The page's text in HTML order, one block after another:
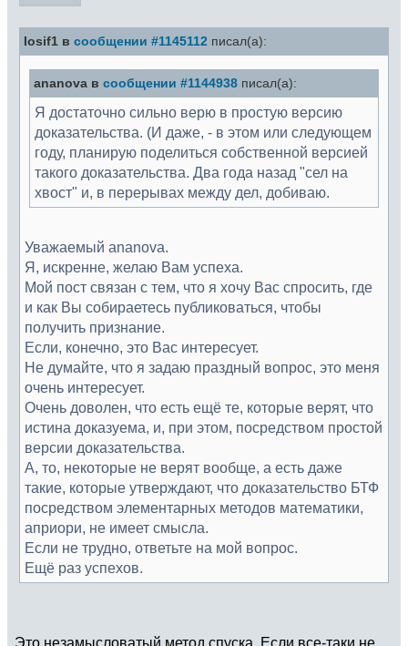
Iosif1 в сообщении #1145112 писал(а):
ananova в сообщении #1144938 писал(а):
Я достаточно сильно верю в простую версию
доказательства. (И даже, - в этом или следующем
году, планирую поделиться собственной версией
такого доказательства. Два года назад "сел на
хвост" и, в перерывах между дел, добиваю.
Уважаемый ananova.
Я, искренне, желаю Вам успеха.
Мой пост связан с тем, что я хочу Вас спросить, где
и как Вы собираетесь публиковаться, чтобы
получить признание.
Если, конечно, это Вас интересует.
Не думайте, что я задаю праздный вопрос, это меня
очень интересует.
Очень доволен, что есть ещё те, которые верят, что
истина доказуема, и, при этом, посредством простой
версии доказательства.
А, то, некоторые не верят вообще, а есть даже
такие, которые утверждают, что доказательство БТФ
посредством элементарных методов математики,
априори, не имеет смысла.
Если не трудно, ответьте на мой вопрос.
Ещё раз успехов.
Это незамысловатый метод спуска. Если все-таки не